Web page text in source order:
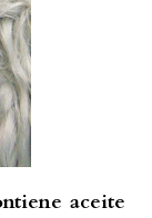
aceite